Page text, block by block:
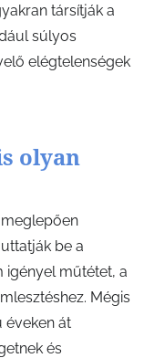
társítják a
súlyos
elégtelenségek
olyan
be a
igényel műtétet, a
Mégis
éveken át
és